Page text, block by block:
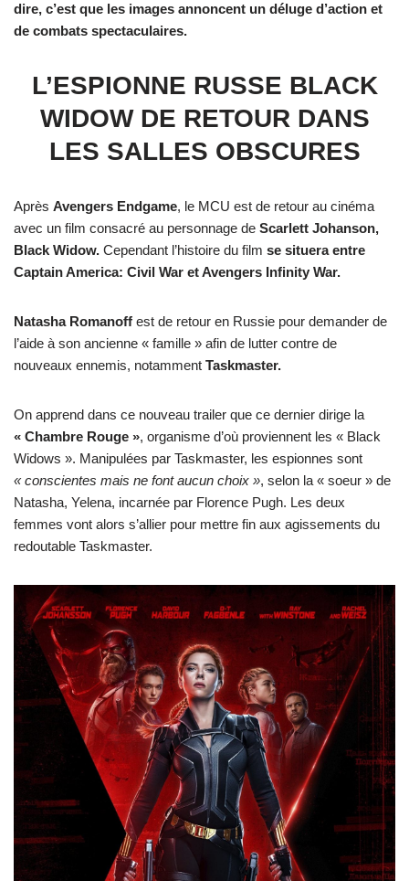
dire, c’est que les images annoncent un déluge d’action et
de combats spectaculaires.
L’ESPIONNE RUSSE BLACK
WIDOW DE RETOUR DANS
LES SALLES OBSCURES
Après Avengers Endgame, le MCU est de retour au cinéma
avec un film consacré au personnage de Scarlett Johanson,
Black Widow. Cependant l’histoire du film se situera entre
Captain America: Civil War et Avengers Infinity War.
Natasha Romanoff est de retour en Russie pour demander de
l’aide à son ancienne « famille » afin de lutter contre de
nouveaux ennemis, notamment Taskmaster.
On apprend dans ce nouveau trailer que ce dernier dirige la
« Chambre Rouge », organisme d’où proviennent les « Black
Widows ». Manipulées par Taskmaster, les espionnes sont
« conscientes mais ne font aucun choix », selon la « soeur » de
Natasha, Yelena, incarnée par Florence Pugh. Les deux
femmes vont alors s’allier pour mettre fin aux agissements du
redoutable Taskmaster.